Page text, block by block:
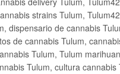
strains Tulum,
dispensario de cannabis
de cannabis Tulum,
Tulum, Tulum
Tulum, cultura